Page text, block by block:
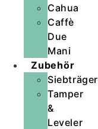
Cahua
Caffè
Due
Mani
Zubehör
Siebträger
Tamper
&
Leveler